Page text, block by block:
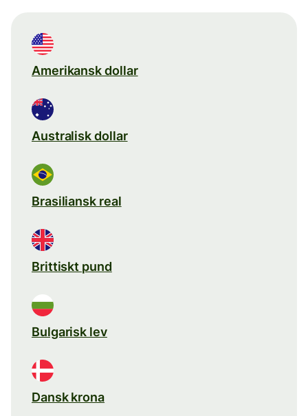
Amerikansk dollar
Australisk dollar
Brasiliansk real
Brittiskt pund
Bulgarisk lev
Dansk krona